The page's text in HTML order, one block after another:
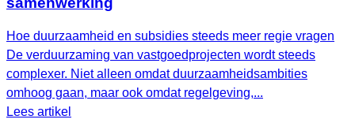
Hoe duurzaamheid en subsidies steeds meer regie vragen
De verduurzaming van vastgoedprojecten wordt steeds
complexer. Niet alleen omdat duurzaamheidsambities
omhoog gaan, maar ook omdat regelgeving,...
Lees artikel